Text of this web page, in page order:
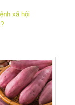
xã hội